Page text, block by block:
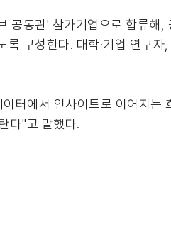
동관' 참가기업으로 합류해,
구성한다. 대학·기업 연구
에서 인사이트로 이어지는
다"고 말했다.